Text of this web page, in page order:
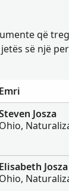
që
së një
Emri
Josza
Ohio,
Elisabeth Josza
Ohio,